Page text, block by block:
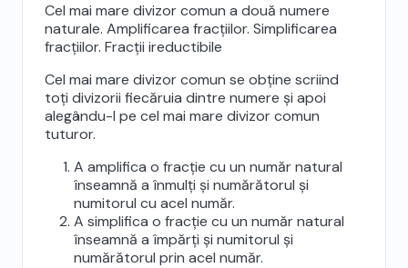
Cel mai mare divizor comun a două numere
naturale. Amplificarea fracțiilor. Simplificarea
fracțiilor. Fracții ireductibile
Cel mai mare divizor comun se obține scriind
toți divizorii fiecăruia dintre numere și apoi
alegându-l pe cel mai mare divizor comun
tuturor.
A amplifica o fracție cu un număr natural
înseamnă a înmulți și numărătorul și
numitorul cu acel număr.
A simplifica o fracție cu un număr natural
înseamnă a împărți și numitorul și
numărătorul prin acel număr.